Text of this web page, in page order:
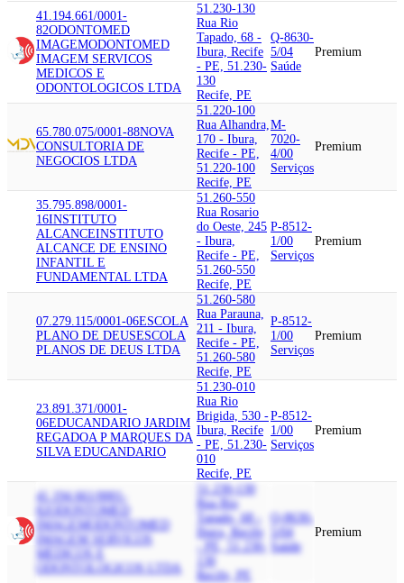
41.194.661/0001-
82ODONTOMED
IMAGEMODONTOMED
IMAGEM SERVICOS
MEDICOS E
ODONTOLOGICOS LTDA
51.230-130
Rua Rio
Tapado, 68 -
Ibura, Recife
- PE, 51.230-
130
Recife, PE
Q-8630-
5/04
Saúde
Premium
65.780.075/0001-88NOVA
CONSULTORIA DE
NEGOCIOS LTDA
51.220-100
Rua Alhandra,
170 - Ibura,
Recife - PE,
51.220-100
Recife, PE
M-
7020-
4/00
Serviços
Premium
35.795.898/0001-
16INSTITUTO
ALCANCEINSTITUTO
ALCANCE DE ENSINO
INFANTIL E
FUNDAMENTAL LTDA
51.260-550
Rua Rosario
do Oeste, 245
- Ibura,
Recife - PE,
51.260-550
Recife, PE
P-8512-
1/00
Serviços
Premium
07.279.115/0001-06ESCOLA
PLANO DE DEUSESCOLA
PLANOS DE DEUS LTDA
51.260-580
Rua Parauna,
211 - Ibura,
Recife - PE,
51.260-580
Recife, PE
P-8512-
1/00
Serviços
Premium
23.891.371/0001-
06EDUCANDARIO JARDIM
REGADOA P MARQUES DA
SILVA EDUCANDARIO
51.230-010
Rua Rio
Brigida, 530 -
Ibura, Recife
- PE, 51.230-
010
Recife, PE
P-8512-
1/00
Serviços
Premium
41.194.661/0001-
ODONTOMED
IMAGEM ODONTOMED
IMAGEM SERVICOS
MEDICOS E
ODONTOLOGICOS LTDA
51.230-130
Rua Rio
Tapado, 68 -
Ibura, Recife
- PE, 51.230-
Recife, PE
Q-8630-
5/04
Saúde
Premium